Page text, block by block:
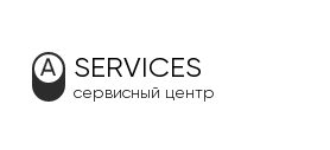
SERVICES
сервисный центр